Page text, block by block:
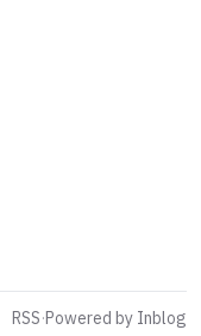
RSS·Powered by Inblog